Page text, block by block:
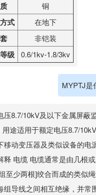
铜
式 在地下
非铠装
级 0.6/1kv-1.8/3kv
MYPTJ是
压8.7/10kV及以下金属屏蔽
用途适用于额定电压8.7/
移动变压器及类似设备的电
释 电缆 电缆通常是由几根
至少两根]绞合而成的类似
组导线之间相互绝缘，并常